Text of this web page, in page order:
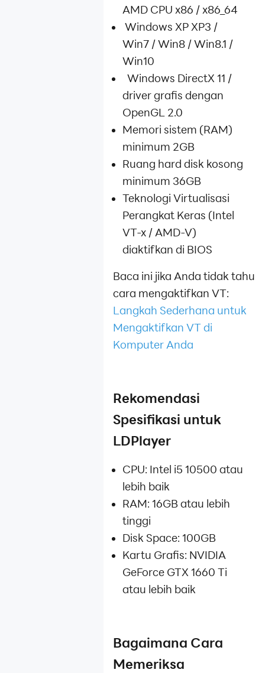
AMD CPU x86 / x86_64
Windows XP XP3 /
Win7 / Win8 / Win8.1 /
Win10
Windows DirectX 11 /
driver grafis dengan
OpenGL 2.0
Memori sistem (RAM)
minimum 2GB
Ruang hard disk kosong
minimum 36GB
Teknologi Virtualisasi
Perangkat Keras (Intel
VT-x / AMD-V)
diaktifkan di BIOS
Baca ini jika Anda tidak tahu
cara mengaktifkan VT:
Langkah Sederhana untuk
Mengaktifkan VT di
Komputer Anda
Rekomendasi
Spesifikasi untuk
LDPlayer
CPU: Intel i5 10500 atau
lebih baik
RAM: 16GB atau lebih
tinggi
Disk Space: 100GB
Kartu Grafis: NVIDIA
GeForce GTX 1660 Ti
atau lebih baik
Bagaimana Cara
Memeriksa